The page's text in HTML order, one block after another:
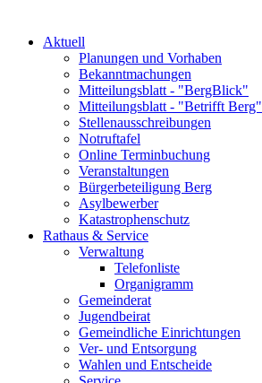
Aktuell
Planungen und Vorhaben
Bekanntmachungen
Mitteilungsblatt - "BergBlick"
Mitteilungsblatt - "Betrifft Berg"
Stellenausschreibungen
Notruftafel
Online Terminbuchung
Veranstaltungen
Bürgerbeteiligung Berg
Asylbewerber
Katastrophenschutz
Rathaus & Service
Verwaltung
Telefonliste
Organigramm
Gemeinderat
Jugendbeirat
Gemeindliche Einrichtungen
Ver- und Entsorgung
Wahlen und Entscheide